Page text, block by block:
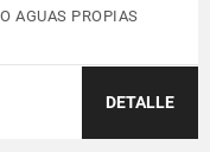
AGUAS PROPIAS
DETALLE